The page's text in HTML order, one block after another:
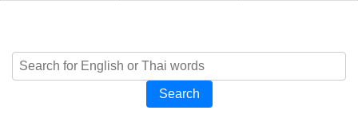
Search